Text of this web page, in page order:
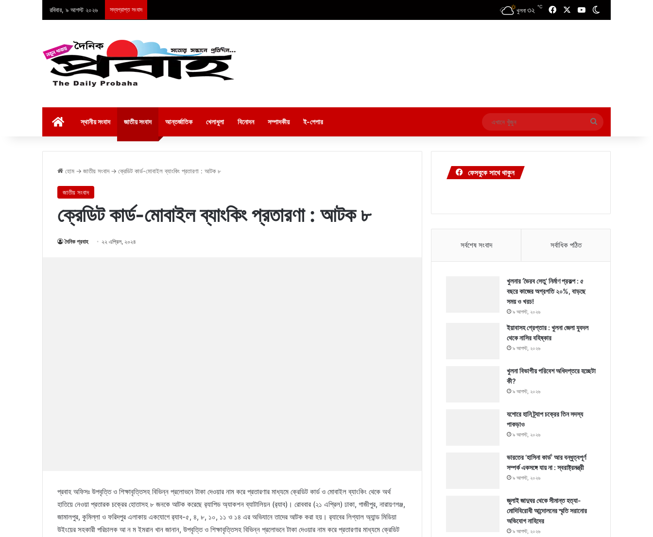
রবিবার, ৯ আগস্ট ২০২৬ সদ্যপ্রাপ্ত সংবাদ খুলনা ৩২ ℃ FacebookYouTube
স্থানীয় সংবাদ জাতীয় সংবাদ আন্তর্জাতিক খেলাধুলা বিনোদন সম্পাদকীয় ই-পেপার
এখানে
খুঁজুন
হোম → জাতীয় সংবাদ → ক্রেডিট কার্ড-মোবাইল ব্যাংকিং প্রতারণা : আটক ৮
জাতীয় সংবাদ
ক্রেডিট কার্ড-মোবাইল ব্যাংকিং প্রতারণা : আটক ৮
দৈনিক প্রবাহ ২২ এপ্রিল, ২০২৪
প্রবাহ অফিসঃ উপবৃত্তি ও শিক্ষাবৃত্তিসহ বিভিন্ন প্রলোভনে টাকা দেওয়ার নাম করে প্রতারণার মাধ্যমে ক্রেডিট কার্ড ও মোবাইল ব্যাংকিং থেকে অর্থ
হাতিয়ে নেওয়া প্রতারক চক্রের হোতাসহ ৮ জনকে আটক করেছে র‌্যাপিড অ্যাকশন ব্যাটালিয়ন (র‌্যাব)। রোববার (২১ এপ্রিল) ঢাকা, গাজীপুর, নারায়ণগঞ্জ,
জামালপুর, কুমিল্লা ও ফরিদপুর এলাকায় একযোগে র‌্যাব-৫, ৪, ৮, ১০, ১১ ও ১৪ এর অভিযানে তাদের আটক করা হয়। র‌্যাবের লিগ্যাল অ্যান্ড মিডিয়া
উইংয়ের সহকারী পরিচালক আ ন ম ইমরান খান জানান, উপবৃত্তি ও শিক্ষাবৃত্তিসহ বিভিন্ন প্রলোভনে টাকা দেওয়ার নাম করে প্রতারণার মাধ্যমে ক্রেডিট
ফেসবুকে সাথে থাকুন
সর্বশেষ সংবাদ সর্বাধিক পঠিত
খুলনার ‘ভৈরব সেতু’ নির্মাণ প্রকল্প : ৫
বছরে কাজের অগ্রগতি ২০%, বাড়ছে
সময় ও খরচ!
৯ আগস্ট, ২০২৬
ইয়াবাসহ গ্রেপ্তার : খুলনা জেলা যুবদল
থেকে নাসির বহিষ্কার
৯ আগস্ট, ২০২৬
খুলনা বিভাগীয় পরিবেশ অধিদপ্তরে হচ্ছেটা
কী?
৯ আগস্ট, ২০২৬
যশোরে হানি ট্র্যাপ চক্রের তিন সদস্য
পাকড়াও
৯ আগস্ট, ২০২৬
ভারতের ‘হাসিনা কার্ড’ আর বন্ধুত্বপূর্ণ
সম্পর্ক একসঙ্গে যায় না : স্বরাষ্ট্রমন্ত্রী
৯ আগস্ট, ২০২৬
জুলাই জাদুঘর থেকে সীমান্ত হত্যা-
মোদিবিরোধী আন্দোলনের স্মৃতি সরানোর
অভিযোগ নাহিদের
৯ আগস্ট, ২০২৬